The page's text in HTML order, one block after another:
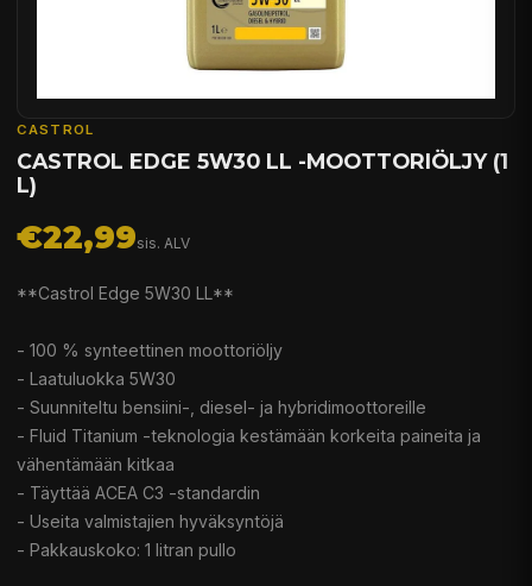
CASTROL
CASTROL EDGE 5W30 LL -MOOTTORIÖLJY (1
L)
€22,99sis. ALV
**Castrol Edge 5W30 LL**
- 100 % synteettinen moottoriöljy
- Laatuluokka 5W30
- Suunniteltu bensiini-, diesel- ja hybridimoottoreille
- Fluid Titanium -teknologia kestämään korkeita paineita ja
vähentämään kitkaa
- Täyttää ACEA C3 -standardin
- Useita valmistajien hyväksyntöjä
- Pakkauskoko: 1 litran pullo